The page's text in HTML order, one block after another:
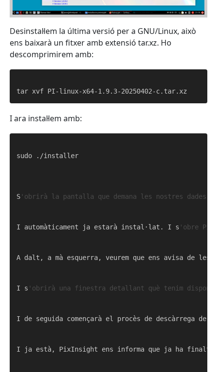
Desinstal·lem la última versió per a GNU/Linux, això
ens baixarà un fitxer amb extensió tar.xz. Ho
descomprimirem amb:
I ara instal·lem amb:
sudo ./installer
S 'obrirà la pantalla que demana les nostres dades
I automàticament ja estarà instal·lat. I s 'obre
A dalt, a mà esquerra, veurem que ens avisa de
I s 'obrirà una finestra detallant què tenim
I de seguida començarà el procès de descàrrega
I ja està, PixInsight ens informa que ja ha